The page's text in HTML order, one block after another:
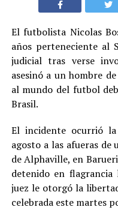
El futbolista Nicolas
años perteneciente al
judicial tras verse
asesinó a un hombre
al mundo del futbol
Brasil.
El incidente ocurrió
agosto a las afueras
de Alphaville, en
detenido en flagrancia
juez le otorgó la
celebrada este martes